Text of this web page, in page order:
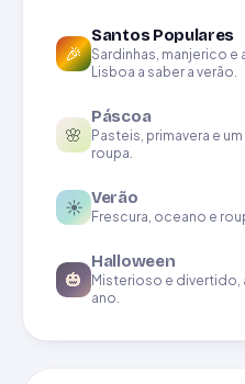
🎉
Santos Populares
Sardinhas, manjerico e
Lisboa a saber a verão.
🌸
Páscoa
Pasteis, primavera e
roupa.
☀️ Verão
Frescura, oceano e
🎃
Halloween
Misterioso e divertido,
ano.